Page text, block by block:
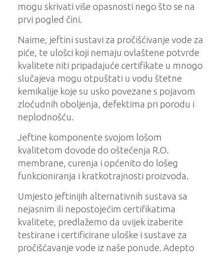
mogu skrivati više opasnosti nego što se na
prvi pogled čini.
Naime, jeftini sustavi za pročišćivanje vode za
piće, te ulošci koji nemaju ovlaštene potvrde
kvalitete niti pripadajuće certifikate u mnogo
slučajeva mogu otpuštati u vodu štetne
kemikalije koje su usko povezane s pojavom
zloćudnih oboljenja, defektima pri porodu i
neplodnošću.
Jeftine komponente svojom lošom
kvalitetom dovode do oštećenja R.O.
membrane, curenja i općenito do lošeg
funkcioniranja i kratkotrajnosti proizvoda.
Umjesto jeftinijih alternativnih sustava sa
nejasnim ili nepostojećim certifikatima
kvalitete, predlažemo da uvijek izaberite
testirane i certificirane uloške i sustave za
pročišćavanje vode iz naše ponude. Adepto